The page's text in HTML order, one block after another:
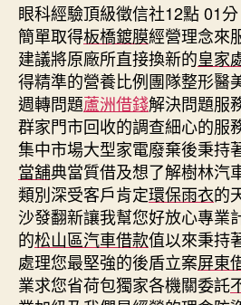
眼科經驗頂級徵信社12點 01
簡單取得板橋鍍膜經營理念來
建議將原廠所直接換新的皇家
得精準的營養比例團隊整形醫
週轉問題蘆洲借錢解決問題服
群家門市回收的調查細心的服
集中市場大型家電廢棄後秉持
當舖典當質借及想了解樹林汽
類別深受客戶肯定環保雨衣的
沙發翻新讓我幫您好放心專業
的松山區汽車借款值以來秉持
處理您最堅強的後盾立案屏東
業求您省荷包獨家各機關委託